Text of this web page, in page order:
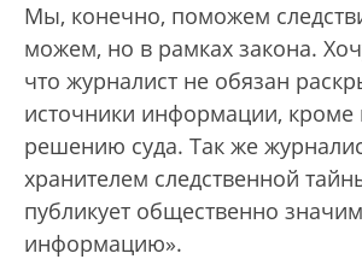
Мы, конечно, поможем
можем, но в рамках закона.
что журналист не обязан
источники информации, кроме
решению суда. Так же
хранителем следственной
публикует общественно
информацию».